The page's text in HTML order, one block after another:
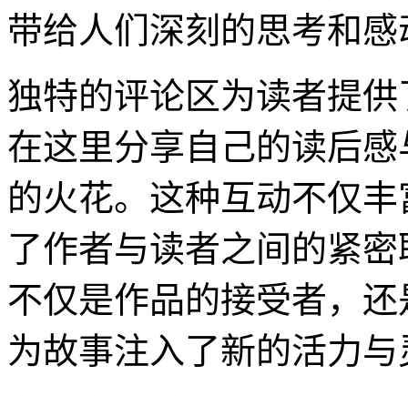
带给人们深刻的思考和感
独特的评论区为读者提
在这里分享自己的读后
的火花。这种互动不仅
了作者与读者之间的紧
不仅是作品的接受者，
为故事注入了新的活力